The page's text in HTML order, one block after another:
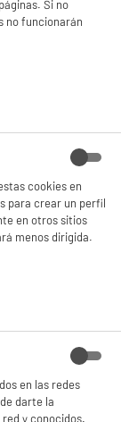
a su uso
Si no
no funcionarán
cookies en
para crear un perfil
en otros sitios
menos dirigida.
en las redes
darte la
y conocidos.